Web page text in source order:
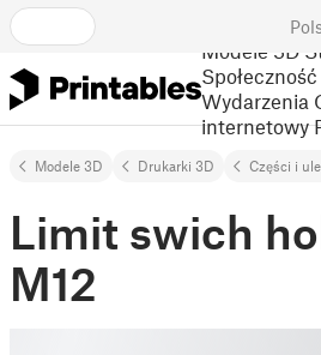
Modele 3D
Społeczność
Wydarzenia
internetowy
Modele 3D Drukarki 3D Części i
Limit swich
M12